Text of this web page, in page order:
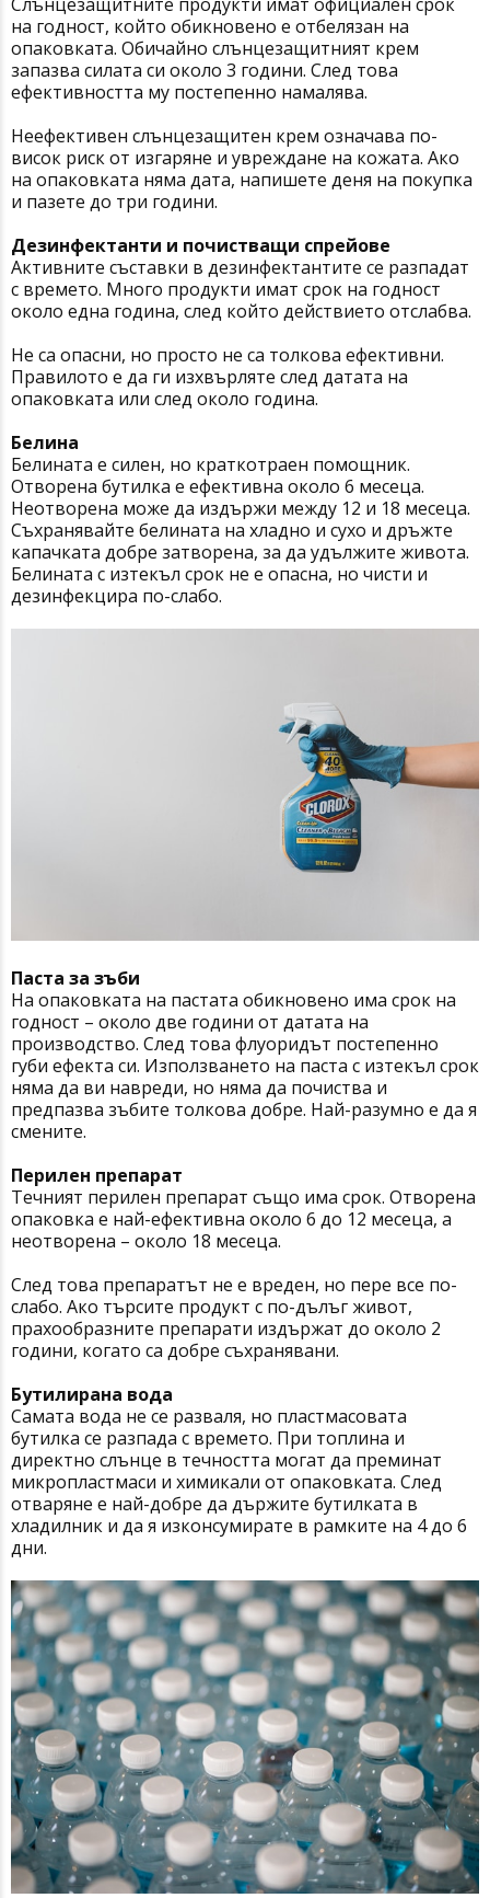
на годност, който обикновено е отбелязан на
опаковката. Обичайно слънцезащитният крем
запазва силата си около 3 години. След това
ефективността му постепенно намалява.
Неефективен слънцезащитен крем означава по-
висок риск от изгаряне и увреждане на кожата. Ако
на опаковката няма дата, напишете деня на покупка
и пазете до три години.
Дезинфектанти и почистващи спрейове
Активните съставки в дезинфектантите се разпадат
с времето. Много продукти имат срок на годност
около една година, след който действието отслабва.
Не са опасни, но просто не са толкова ефективни.
Правилото е да ги изхвърляте след датата на
опаковката или след около година.
Белина
Белината е силен, но краткотраен помощник.
Отворена бутилка е ефективна около 6 месеца.
Неотворена може да издържи между 12 и 18 месеца.
Съхранявайте белината на хладно и сухо и дръжте
капачката добре затворена, за да удължите живота.
Белината с изтекъл срок не е опасна, но чисти и
дезинфекцира по-слабо.
Паста за зъби
На опаковката на пастата обикновено има срок на
годност – около две години от датата на
производство. След това флуоридът постепенно
губи ефекта си. Използването на паста с изтекъл срок
няма да ви навреди, но няма да почиства и
предпазва зъбите толкова добре. Най-разумно е да я
смените.
Перилен препарат
Течният перилен препарат също има срок. Отворена
опаковка е най-ефективна около 6 до 12 месеца, а
неотворена – около 18 месеца.
След това препаратът не е вреден, но пере все по-
слабо. Ако търсите продукт с по-дълъг живот,
прахообразните препарати издържат до около 2
години, когато са добре съхранявани.
Бутилирана вода
Самата вода не се разваля, но пластмасовата
бутилка се разпада с времето. При топлина и
директно слънце в течността могат да преминат
микропластмаси и химикали от опаковката. След
отваряне е най-добре да държите бутилката в
хладилник и да я изконсумирате в рамките на 4 до 6
дни.